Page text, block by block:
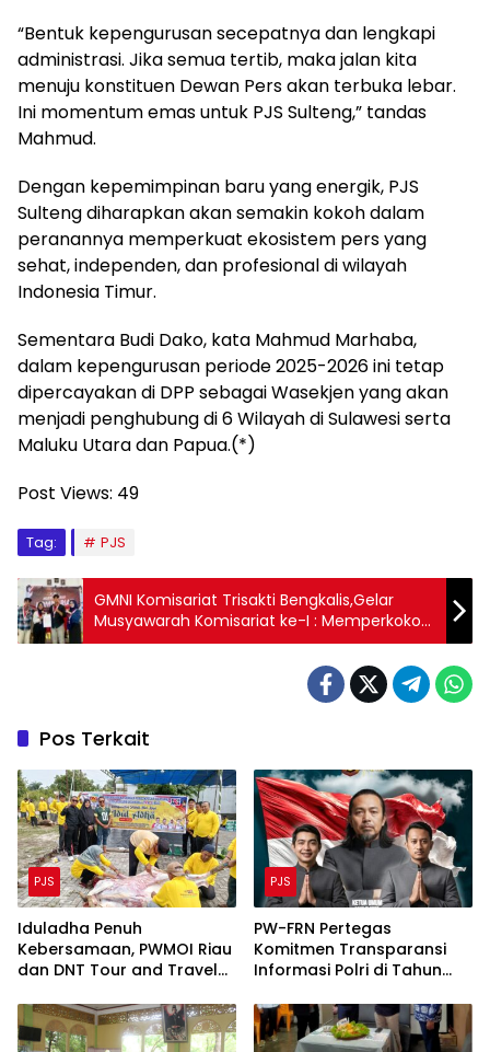
“Bentuk kepengurusan secepatnya dan lengkapi
administrasi. Jika semua tertib, maka jalan kita
menuju konstituen Dewan Pers akan terbuka lebar.
Ini momentum emas untuk PJS Sulteng,” tandas
Mahmud.
Dengan kepemimpinan baru yang energik, PJS
Sulteng diharapkan akan semakin kokoh dalam
peranannya memperkuat ekosistem pers yang
sehat, independen, dan profesional di wilayah
Indonesia Timur.
Sementara Budi Dako, kata Mahmud Marhaba,
dalam kepengurusan periode 2025-2026 ini tetap
dipercayakan di DPP sebagai Wasekjen yang akan
menjadi penghubung di 6 Wilayah di Sulawesi serta
Maluku Utara dan Papua.(*)
Post Views: 49
Tag: PJS
GMNI Komisariat Trisakti Bengkalis,Gelar
Musyawarah Komisariat ke-I : Memperkokoh
Kesatuan dan Persatuan Jiwa Marhaenis Di
Pos Terkait
PJS
Iduladha Penuh
Kebersamaan, PWMOI Riau
dan DNT Tour and Travel
PJS
PW-FRN Pertegas
Komitmen Transparansi
Informasi Polri di Tahun
Media Digital